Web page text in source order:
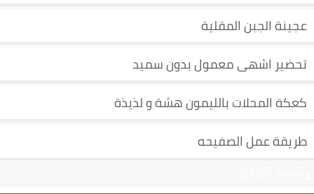
عجينة الجبن المقلية
تحضير اشهى معمول بدون سميد
كعكة المحلات بالليمون هشة و لذيذة
طريقة عمل الصفيحه